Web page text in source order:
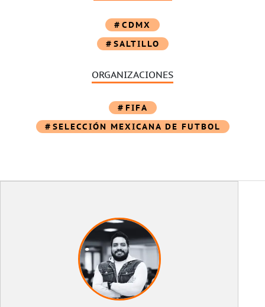
CDMX
SALTILLO
ORGANIZACIONES
FIFA
SELECCIÓN MEXICANA DE FUTBOL